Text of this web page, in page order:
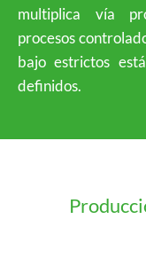
multiplica vía
procesos
bajo estrictos
definidos.